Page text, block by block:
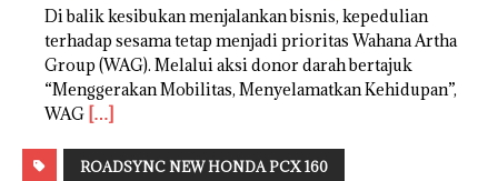
Di balik kesibukan menjalankan bisnis, kepedulian
terhadap sesama tetap menjadi prioritas Wahana Artha
Group (WAG). Melalui aksi donor darah bertajuk
“Menggerakan Mobilitas, Menyelamatkan Kehidupan”,
WAG […]
ROADSYNC NEW HONDA PCX 160